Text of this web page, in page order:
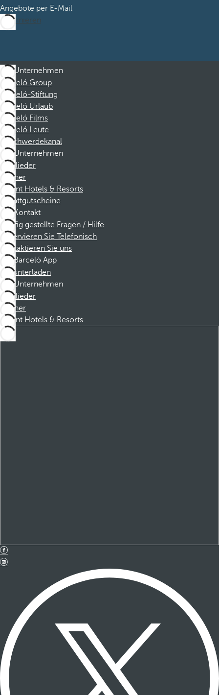
Angebote per E-Mail
Abonnieren
Unternehmen
Barceló Group
Barceló-Stiftung
Barceló Urlaub
Barceló Films
Barceló Leute
Beschwerdekanal
Unternehmen
Mitglieder
Partner
Dorint Hotels & Resorts
Rabattgutscheine
Kontakt
Häufig gestellte Fragen / Hilfe
Reservieren Sie Telefonisch
Kontaktieren Sie uns
Barceló App
Herunterladen
Unternehmen
Mitglieder
Partner
Dorint Hotels & Resorts